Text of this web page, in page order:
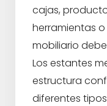
cajas,
herramientas
mobiliario
Los estantes
estructura
diferentes